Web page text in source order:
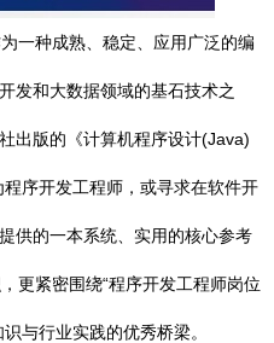
一种成熟、稳定、应用广泛的编
发和大数据领域的基石技术之
出版的《计算机程序设计(Java)
序开发工程师，或寻求在软件开
供的一本系统、实用的核心参考
更紧密围绕“程序开发工程师岗位
与行业实践的优秀桥梁。